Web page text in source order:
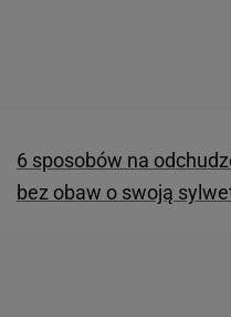
6 sposobów na
bez obaw o swoją